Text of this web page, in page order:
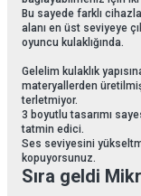
Bu sayede farklı
alanı en üst seviyeye
oyuncu kulaklığında.
Gelelim kulaklık
materyallerden
terletmiyor.
3 boyutlu tasarımı
tatmin edici.
Ses seviyesini
kopuyorsunuz.
Sıra geldi